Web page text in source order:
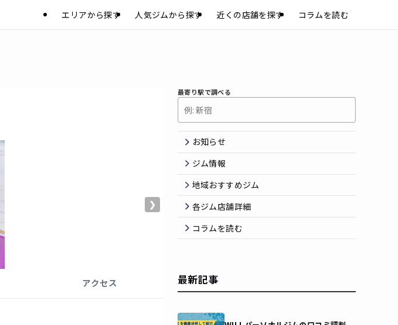
エリアから探す 人気ジムから探す 近くの店舗を探す コラムを読む
❯
アクセス
最寄り駅で調べる
お知らせ
ジム情報
地域おすすめジム
各ジム店舗詳細
コラムを読む
最新記事